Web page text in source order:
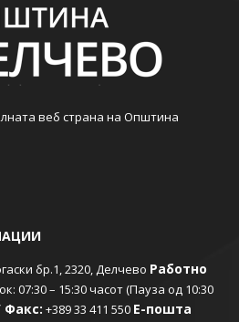
веб страна на Општина
бр.1, 2320, Делчево Работно
07:30 – 15:30 часот (Пауза од 10:30
Факс: +389 33 411 550 Е-пошта